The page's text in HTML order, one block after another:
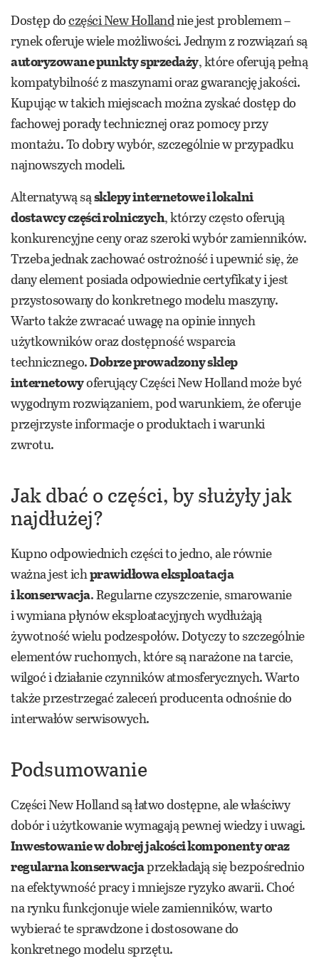
Dostęp doczęści New Hollandnie jest problemem –
rynek oferuje wiele możliwości. Jednym z rozwiązań są
autoryzowane punkty sprzedaży, które oferują pełną
kompatybilność z maszynami oraz gwarancję jakości.
Kupując w takich miejscach można zyskać dostęp do
fachowej porady technicznej oraz pomocy przy
montażu. To dobry wybór, szczególnie w przypadku
najnowszych modeli.
Alternatywą sąsklepy internetowe i lokalni
dostawcy części rolniczych, którzy często oferują
konkurencyjne ceny oraz szeroki wybór zamienników.
Trzeba jednak zachować ostrożność i upewnić się, że
dany element posiada odpowiednie certyfikaty i jest
przystosowany do konkretnego modelu maszyny.
Warto także zwracać uwagę na opinie innych
użytkowników oraz dostępność wsparcia
technicznego.Dobrze prowadzony sklep
internetowyoferujący Części New Holland może być
wygodnym rozwiązaniem, pod warunkiem, że oferuje
przejrzyste informacje o produktach i warunki
zwrotu.
Jak dbać o części, by służyły jak
najdłużej?
Kupno odpowiednich części to jedno, ale równie
ważna jest ichprawidłowa eksploatacja
i konserwacja. Regularne czyszczenie, smarowanie
i wymiana płynów eksploatacyjnych wydłużają
żywotność wielu podzespołów. Dotyczy to szczególnie
elementów ruchomych, które są narażone na tarcie,
wilgoć i działanie czynników atmosferycznych. Warto
także przestrzegać zaleceń producenta odnośnie do
interwałów serwisowych.
Podsumowanie
Części New Holland są łatwo dostępne, ale właściwy
dobór i użytkowanie wymagają pewnej wiedzy i uwagi.
Inwestowanie w dobrej jakości komponenty oraz
regularna konserwacjaprzekładają się bezpośrednio
na efektywność pracy i mniejsze ryzyko awarii. Choć
na rynku funkcjonuje wiele zamienników, warto
wybierać te sprawdzone i dostosowane do
konkretnego modelu sprzętu.